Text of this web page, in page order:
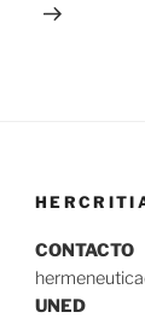
CONTACTO
UNED